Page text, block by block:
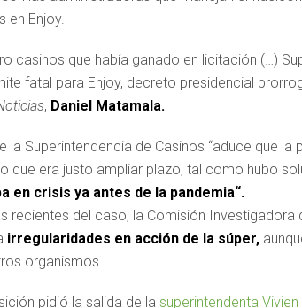
en Enjoy.
casinos que había ganado en licitación (…)
fatal para Enjoy, decreto presidencial
, Daniel Matamala.
la Superintendencia de Casinos “aduce que
que era justo ampliar plazo, tal como hubo
en crisis ya antes de la pandemia“.
recientes del caso, la Comisión Investigadora
irregularidades en acción de la súper,
organismos.
pidió la salida de la superintendenta Vivien